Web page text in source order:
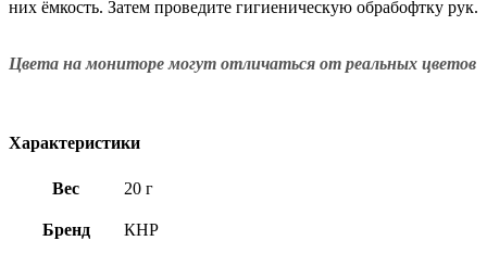
них ёмкость. Затем проведите гигиеническую обрабофтку рук.
Цвета на мониторе могут отличаться от реальных цветов
Характеристики
Вес 20 г
Бренд КНР